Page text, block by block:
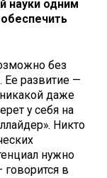
науки одним
без
Ее развитие —
даже
у себя на
Никто
нужно
в